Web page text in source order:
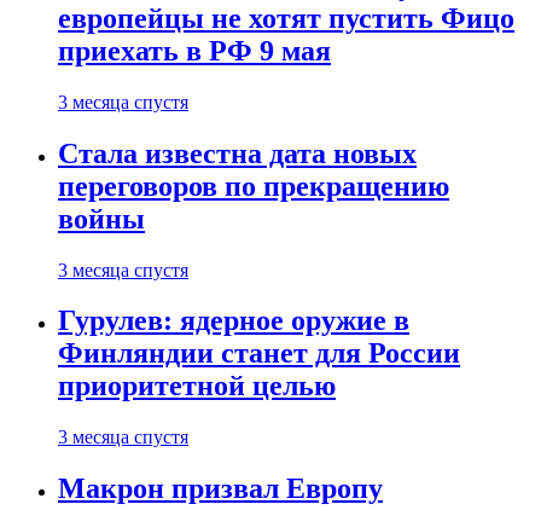
европейцы не хотят пустить Фицо
приехать в РФ 9 мая
3 месяца спустя
Стала известна дата новых
переговоров по прекращению
войны
3 месяца спустя
Гурулев: ядерное оружие в
Финляндии станет для России
приоритетной целью
3 месяца спустя
Макрон призвал Европу